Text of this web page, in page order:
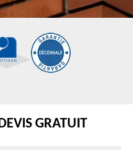
GRATUIT